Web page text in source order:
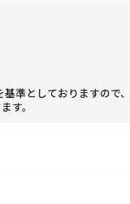
準としておりますので、
す。